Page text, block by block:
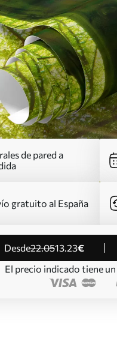
de pared a
gratuito al España
desde22.0513.23€
El precio indicado tiene un